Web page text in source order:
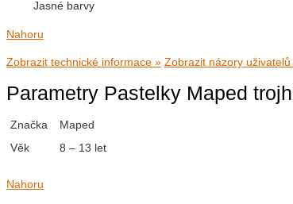
Jasné barvy
Nahoru
Zobrazit technické informace » Zobrazit názory uživatelů
Parametry Pastelky Maped
Značka
Maped
Věk
8 – 13 let
Nahoru